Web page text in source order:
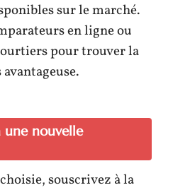
sur le marché.
en ligne ou
pour trouver la
une nouvelle
souscrivez à la